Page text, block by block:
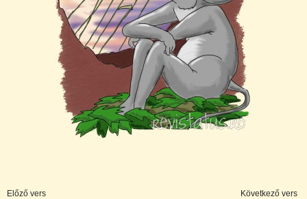
Előző vers
Következő vers